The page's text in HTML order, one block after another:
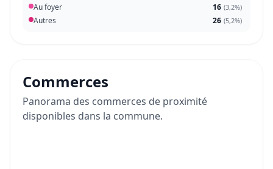
Au foyer 16 (3,2%)
Autres 26 (5,2%)
Commerces
Panorama des commerces de proximité
disponibles dans la commune.